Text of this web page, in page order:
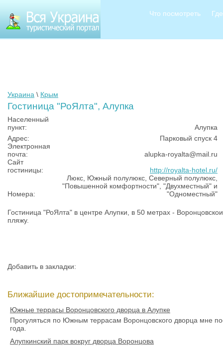
Что посмотреть
Украина \ Крым
Гостиница "РоЯлта", Алупка
Населенный
пункт:
Алупка
Адрес:
Парковый спуск 4
Электронная
почта:
alupka-royalta@mail.ru
Сайт
гостиницы:
http://royalta-hotel.ru/
Номера:
Люкс, Южный полулюкс, Северный полулюкс,
"Повышенной комфортности", "Двухместный" и
"Одноместный"
Гостиница "РоЯлта" в центре Алупки, в 50 метрах -
пляжу.
Добавить в закладки:
Ближайшие достопримечательности:
Южные террасы Воронцовского дворца в Алупке
Прогуляться по Южным террасам Воронцовского дворца мне
года.
Алупкинский парк вокруг дворца Воронцова